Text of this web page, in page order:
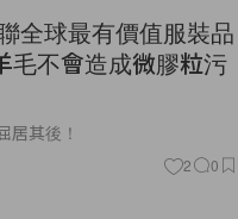
全球最有價值服裝品
毛不會造成微膠粒污
居其後！
2 0